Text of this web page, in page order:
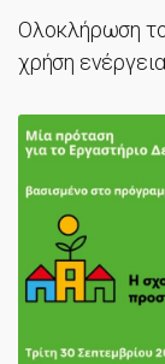
Ολοκλήρωση
χρήση